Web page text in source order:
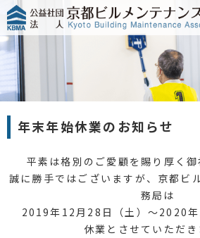
年末年始休業のお知らせ
平素は格別のご愛顧を賜り厚く御
誠に勝手ではございますが、京都ビ
務局は
2019年12月28日（土）～2020
休業とさせていただき